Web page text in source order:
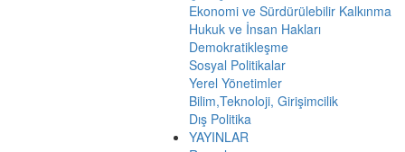
Ekonomi ve Sürdürülebilir Kalkınma
Hukuk ve İnsan Hakları
Demokratikleşme
Sosyal Politikalar
Yerel Yönetimler
Bilim,Teknoloji, Girişimcilik
Dış Politika
YAYINLAR